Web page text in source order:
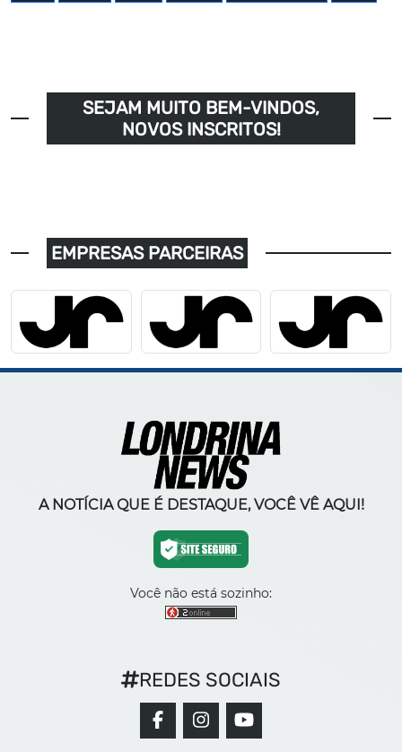
SEJAM MUITO BEM-VINDOS,
NOVOS INSCRITOS!
EMPRESAS PARCEIRAS
A NOTÍCIA QUE É DESTAQUE, VOCÊ VÊ AQUI!
Você não está sozinho:
REDES SOCIAIS